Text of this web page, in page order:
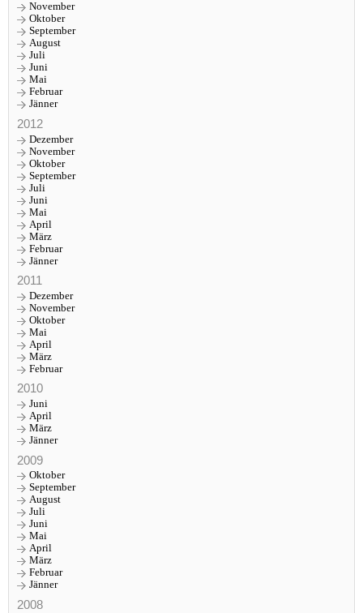
November
Oktober
September
August
Juli
Juni
Mai
Februar
Jänner
2012
Dezember
November
Oktober
September
Juli
Juni
Mai
April
März
Februar
Jänner
2011
Dezember
November
Oktober
Mai
April
März
Februar
2010
Juni
April
März
Jänner
2009
Oktober
September
August
Juli
Juni
Mai
April
März
Februar
Jänner
2008